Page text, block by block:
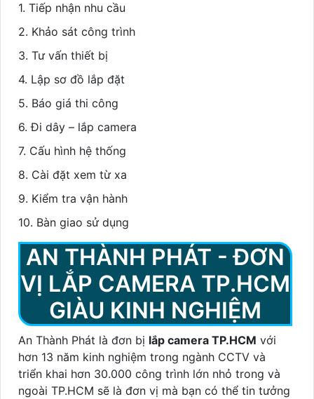
1. Tiếp nhận nhu cầu
2. Khảo sát công trình
3. Tư vấn thiết bị
4. Lập sơ đồ lắp đặt
5. Báo giá thi công
6. Đi dây – lắp camera
7. Cấu hình hệ thống
8. Cài đặt xem từ xa
9. Kiểm tra vận hành
10. Bàn giao sử dụng
AN THÀNH PHÁT - ĐƠN
VỊ LẮP CAMERA TP.HCM
GIÀU KINH NGHIỆM
An Thành Phát là đơn bị lắp camera TP.HCM với
hơn 13 năm kinh nghiệm trong ngành CCTV và
triển khai hơn 30.000 công trình lớn nhỏ trong và
ngoài TP.HCM sẽ là đơn vị mà bạn có thể tin tưởng